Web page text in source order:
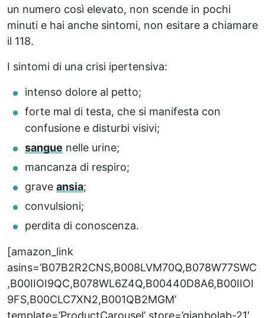
un numero così elevato, non scende in pochi
minuti e hai anche sintomi, non esitare a chiamare
il 118.
I sintomi di una crisi ipertensiva:
intenso dolore al petto;
forte mal di testa, che si manifesta con
confusione e disturbi visivi;
sangue nelle urine;
mancanza di respiro;
grave ansia;
convulsioni;
perdita di conoscenza.
[amazon_link
asins=’B07B2R2CNS,B008LVM70Q,B078W77SWC
,B00IIOI9QC,B078WL6Z4Q,B00440D8A6,B00IIOI
9FS,B00CLC7XN2,B001QB2MGM’
template=’ProductCarousel’ store=’gianbolab-21′